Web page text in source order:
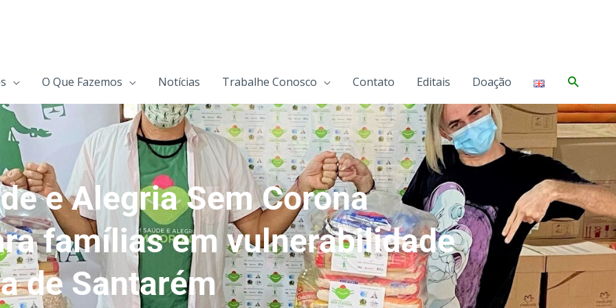
O Que Fazemos Notícias Trabalhe Conosco Contato Editais Doação
e Alegria Sem Corona
famílias em vulnerabilidade
de Santarém